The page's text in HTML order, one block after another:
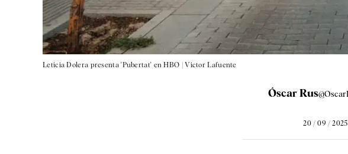
Leticia Dolera presenta 'Pubertat' en HBO |Victor Lafuente
Óscar Rus
20 / 09 /